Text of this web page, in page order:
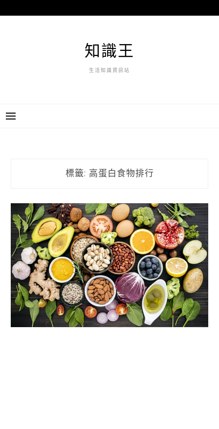
至
知識王
生活知識資訊站
標籤: 高蛋白食物排行